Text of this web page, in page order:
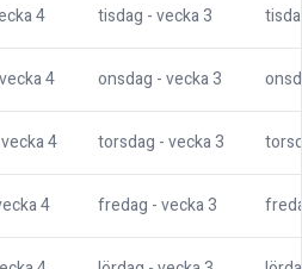
4 tisdag - vecka3
4 onsdag - vecka3
4 torsdag - vecka3
4 fredag - vecka3